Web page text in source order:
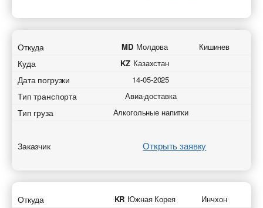
Откуда MD Молдова Кишинев
Куда KZ Казахстан
Дата погрузки 14-05-2025
Тип транспорта Авиа-доставка
Тип груза Алкогольные напитки
Заказчик Открыть заявку
Откуда KR Южная Корея Инчхон